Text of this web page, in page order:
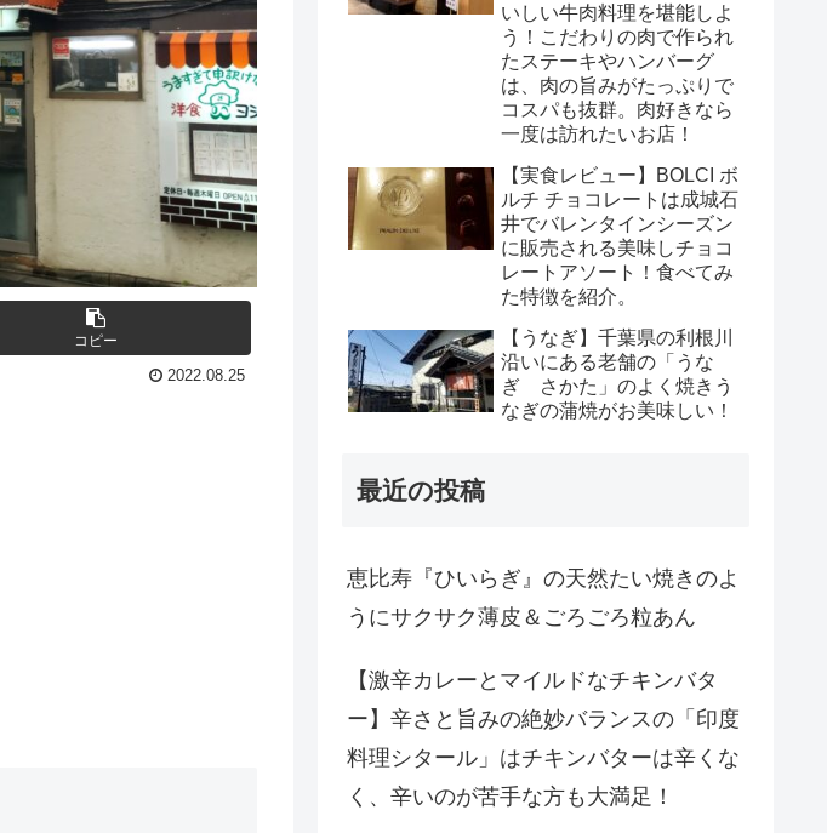
コピー
2022.08.25
いしい牛肉料理を堪能しよ
う！こだわりの肉で作られ
たステーキやハンバーグ
は、肉の旨みがたっぷりで
コスパも抜群。肉好きなら
一度は訪れたいお店！
【実食レビュー】BOLCI ボ
ルチ チョコレートは成城石
井でバレンタインシーズン
に販売される美味しチョコ
レートアソート！食べてみ
た特徴を紹介。
【うなぎ】千葉県の利根川
沿いにある老舗の「うな
ぎ さかた」のよく焼きう
なぎの蒲焼がお美味しい！
最近の投稿
恵比寿『ひいらぎ』の天然たい焼きのよ
うにサクサク薄皮＆ごろごろ粒あん
【激辛カレーとマイルドなチキンバタ
ー】辛さと旨みの絶妙バランスの「印度
料理シタール」はチキンバターは辛くな
く、辛いのが苦手な方も大満足！